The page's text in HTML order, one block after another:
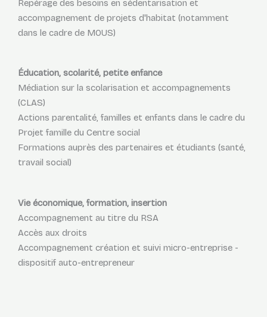
Repérage des besoins en sédentarisation et
accompagnement de projets d'habitat (notamment
dans le cadre de MOUS)
Éducation, scolarité, petite enfance
Médiation sur la scolarisation et accompagnements
(CLAS)
Actions parentalité, familles et enfants dans le cadre du
Projet famille du Centre social
Formations auprès des partenaires et étudiants (santé,
travail social)
Vie économique, formation, insertion
Accompagnement au titre du RSA
Accès aux droits
Accompagnement création et suivi micro-entreprise -
dispositif auto-entrepreneur